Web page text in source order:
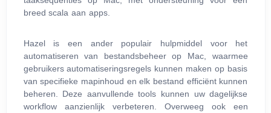
breed scala aan apps.
Hazel is een ander populair hulpmiddel voor het
automatiseren van bestandsbeheer op Mac, waarmee
gebruikers automatiseringsregels kunnen maken op basis
van specifieke mapinhoud en elk bestand efficiënt kunnen
beheren. Deze aanvullende tools kunnen uw dagelijkse
workflow aanzienlijk verbeteren. Overweeg ook een